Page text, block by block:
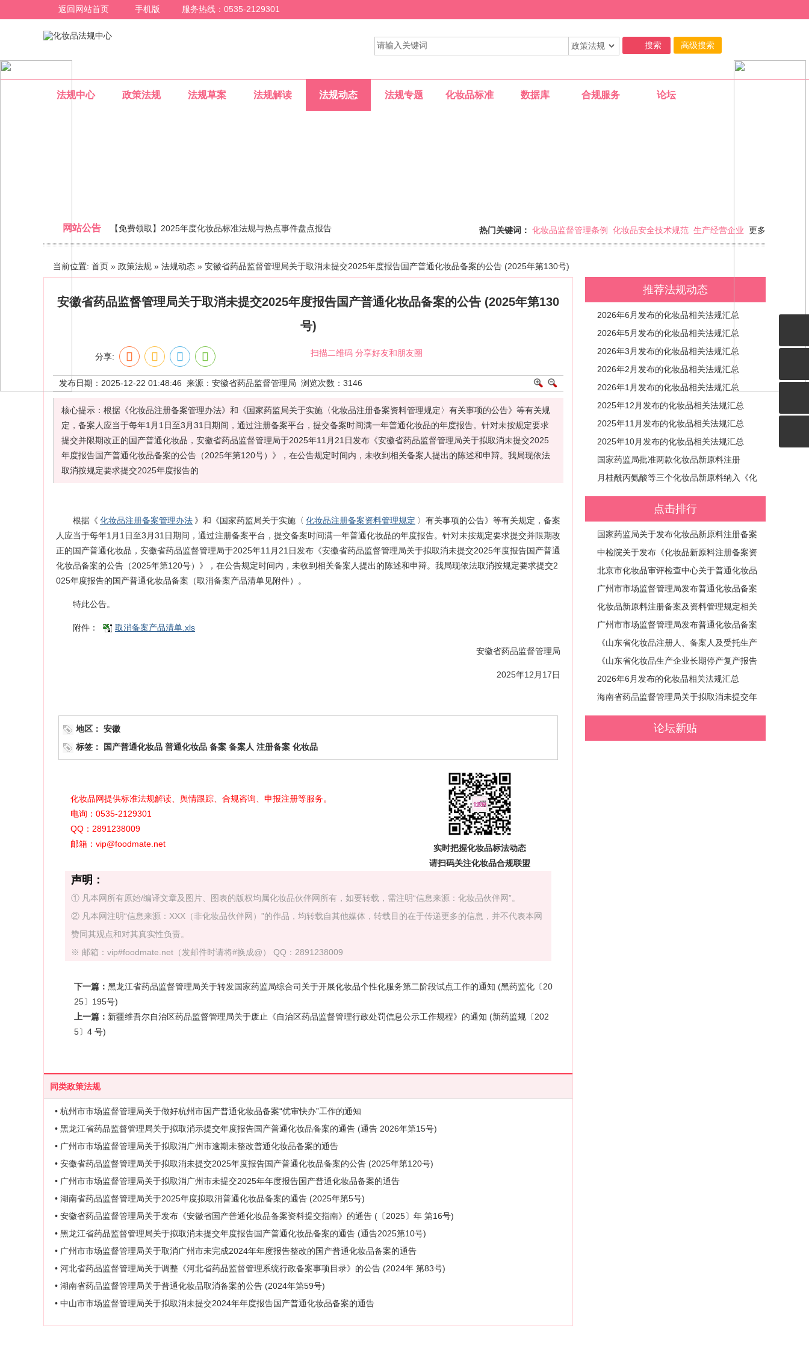
返回网站首页 手机版 服务热线：0535-2129301
高级搜索
法规中心 政策法规 法规草案 法规解读 法规动态 法规专题 化妆品标准 数据库 合规服务 论坛
网站公告 02-25
【免费领取】2025年度化妆品标准法规与热点事件盘点报告 热门关键词： 化妆品监督管理条例 化妆品安全技术规范 生产经营企业 更多
当前位置: 首页 » 政策法规 » 法规动态 » 安徽省药品监督管理局关于取消未提交2025年度报告国产普通化妆品备案的公告 (2025年第130号)
安徽省药品监督管理局关于取消未提交2025年度报告国产普通化妆品备案的公告 (2025年第130
号)
分享: 扫描二维码 分享好友和朋友圈
发布日期：2025-12-22 01:48:46 来源： 安徽省药品监督管理局 浏览次数： 3146
核心提示：根据《化妆品注册备案管理办法》和《国家药监局关于实施〈化妆品注册备案资料管理规定〉有关事项的公告》等有关规
定，备案人应当于每年1月1日至3月31日期间，通过注册备案平台，提交备案时间满一年普通化妆品的年度报告。针对未按规定要求
提交并限期改正的国产普通化妆品，安徽省药品监督管理局于2025年11月21日发布《安徽省药品监督管理局关于拟取消未提交2025
年度报告国产普通化妆品备案的公告（2025年第120号）》，在公告规定时间内，未收到相关备案人提出的陈述和申辩。我局现依法
取消按规定要求提交2025年度报告的
根据《 化妆品注册备案管理办法 》和《国家药监局关于实施〈 化妆品注册备案资料管理规定 〉有关事项的公告》等有关规定，备案
人应当于每年1月1日至3月31日期间，通过注册备案平台，提交备案时间满一年普通化妆品的年度报告。针对未按规定要求提交并限期改
正的国产普通化妆品，安徽省药品监督管理局于2025年11月21日发布《安徽省药品监督管理局关于拟取消未提交2025年度报告国产普通
化妆品备案的公告（2025年第120号）》，在公告规定时间内，未收到相关备案人提出的陈述和申辩。我局现依法取消按规定要求提交2
025年度报告的国产普通化妆品备案（取消备案产品清单见附件）。
特此公告。
附件： 取消备案产品清单.xls
安徽省药品监督管理局
2025年12月17日
地区： 安徽
标签：
国产普通化妆品 普通化妆品 备案 备案人 注册备案 化妆品
化妆品网提供标准法规解读、舆情跟踪、合规咨询、申报注册等服务。
电询：0535-2129301
QQ：2891238009
邮箱：vip@foodmate.net
实时把握化妆品标法动态
请扫码关注化妆品合规联盟
声明：
① 凡本网所有原始/编译文章及图片、图表的版权均属化妆品伙伴网所有，如要转载，需注明“信息来源：化妆品伙伴网”。
② 凡本网注明“信息来源：XXX（非化妆品伙伴网）”的作品，均转载自其他媒体，转载目的在于传递更多的信息，并不代表本网
赞同其观点和对其真实性负责。
※ 邮箱：vip#foodmate.net（发邮件时请将#换成@） QQ：2891238009
下一篇： 黑龙江省药品监督管理局关于转发国家药监局综合司关于开展化妆品个性化服务第二阶段试点工作的通知 (黑药监化〔20
25〕195号)
上一篇： 新疆维吾尔自治区药品监督管理局关于废止《自治区药品监督管理行政处罚信息公示工作规程》的通知 (新药监规〔202
5〕4 号)
同类政策法规
• 杭州市市场监督管理局关于做好杭州市国产普通化妆品备案“优审快办”工作的通知
• 黑龙江省药品监督管理局关于拟取消示提交年度报告国产普通化妆品备案的通告 (通告 2026年第15号)
• 广州市市场监督管理局关于拟取消广州市逾期未整改普通化妆品备案的通告
• 安徽省药品监督管理局关于拟取消未提交2025年度报告国产普通化妆品备案的公告 (2025年第120号)
• 广州市市场监督管理局关于拟取消广州市未提交2025年年度报告国产普通化妆品备案的通告
• 湖南省药品监督管理局关于2025年度拟取消普通化妆品备案的通告 (2025年第5号)
• 安徽省药品监督管理局关于发布《安徽省国产普通化妆品备案资料提交指南》的通告 (〔2025〕年 第16号)
• 黑龙江省药品监督管理局关于拟取消未提交年度报告国产普通化妆品备案的通告 (通告2025第10号)
• 广州市市场监督管理局关于取消广州市未完成2024年年度报告整改的国产普通化妆品备案的通告
• 河北省药品监督管理局关于调整《河北省药品监督管理系统行政备案事项目录》的公告 (2024年 第83号)
• 湖南省药品监督管理局关于普通化妆品取消备案的公告 (2024年第59号)
• 中山市市场监督管理局关于拟取消未提交2024年年度报告国产普通化妆品备案的通告
推荐法规动态
2026年6月发布的化妆品相关法规汇总
2026年5月发布的化妆品相关法规汇总
2026年3月发布的化妆品相关法规汇总
2026年2月发布的化妆品相关法规汇总
2026年1月发布的化妆品相关法规汇总
2025年12月发布的化妆品相关法规汇总
2025年11月发布的化妆品相关法规汇总
2025年10月发布的化妆品相关法规汇总
国家药监局批准两款化妆品新原料注册
月桂酰丙氨酸等三个化妆品新原料纳入《化
妆品已使用原料目录》
点击排行
国家药监局关于发布化妆品新原料注册备案
及资料管理规定的公告 (2026年第59号)
中检院关于发布《化妆品新原料注册备案资
料技术通则》的通知
北京市化妆品审评检查中心关于普通化妆品
备案常见问题一问一答（第五十七期）
广州市市场监督管理局发布普通化妆品备案
问答（一百零六期）
化妆品新原料注册备案及资料管理规定相关
政策解读
广州市市场监督管理局发布普通化妆品备案
问答（一百零七期）
《山东省化妆品注册人、备案人及受托生产
企业自查报告管理规定》政策解读
《山东省化妆品生产企业长期停产复产报告
管理规定》政策解读
2026年6月发布的化妆品相关法规汇总
海南省药品监督管理局关于拟取消未提交年
度报告普通化妆品备案的通告
论坛新贴